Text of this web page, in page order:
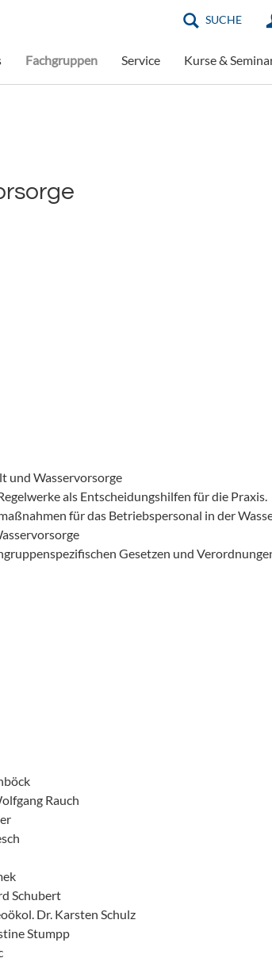
SUCHE
Fachgruppen Service Kurse &
und Wasservorsorge
als Entscheidungshilfen für die Praxis.
für das Betriebspersonal in der
Gesetzen und
Rauch
Schubert
Dr. Karsten Schulz
Stumpp